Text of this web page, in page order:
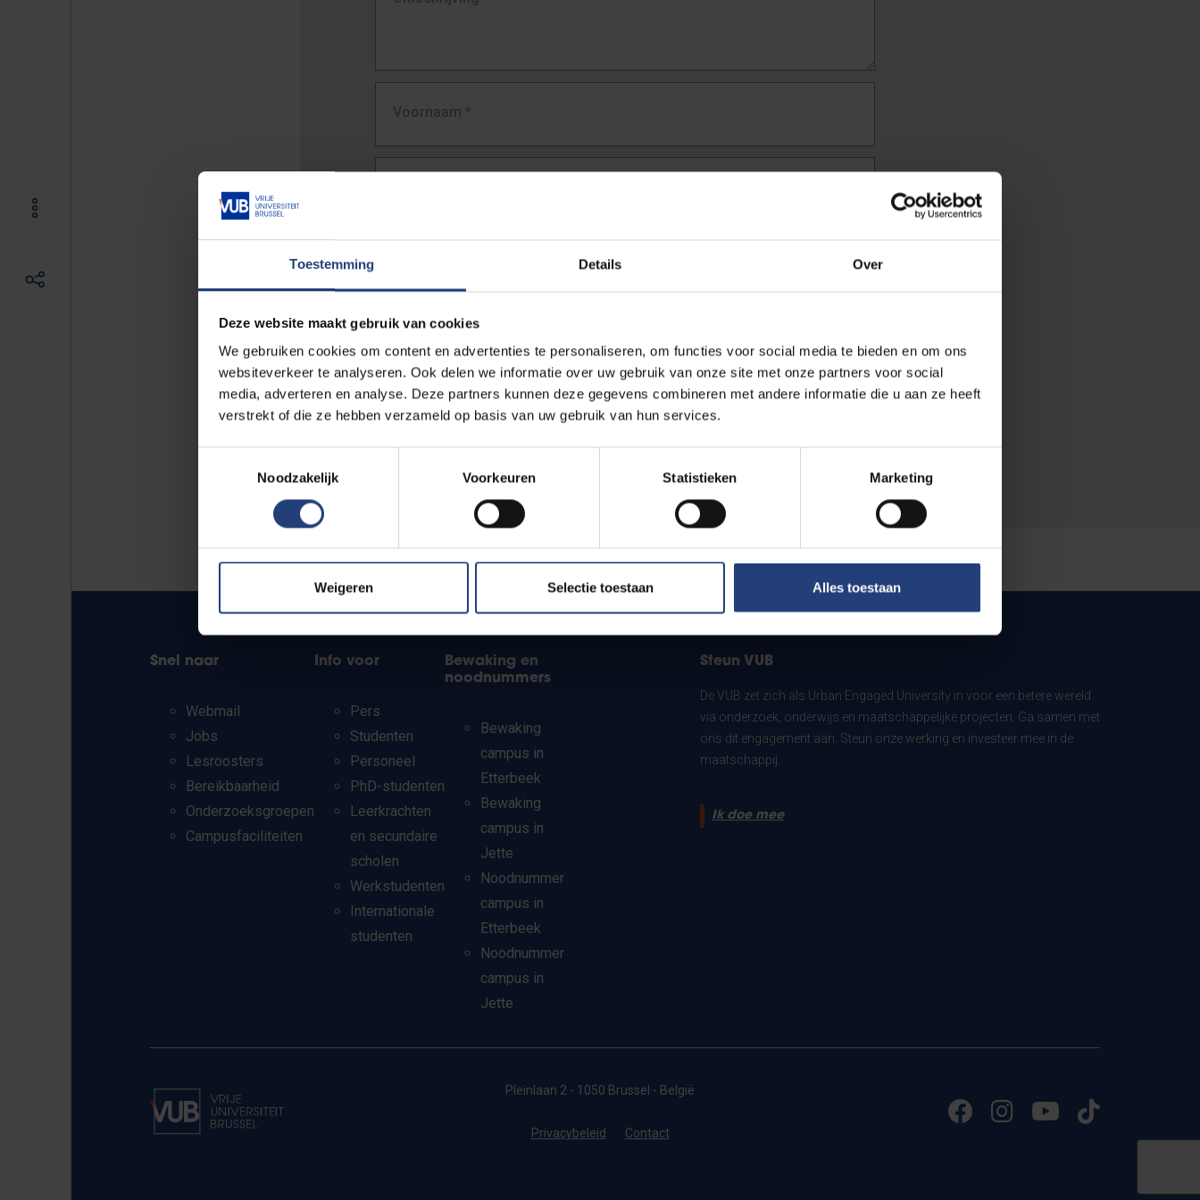
Toestemming Details Over
Deze website maakt gebruik van cookies
We gebruiken cookies om content en advertenties te personaliseren, om functies voor social media te bieden en om ons
websiteverkeer te analyseren. Ook delen we informatie over uw gebruik van onze site met onze partners voor social
media, adverteren en analyse. Deze partners kunnen deze gegevens combineren met andere informatie die u aan ze heeft
verstrekt of die ze hebben verzameld op basis van uw gebruik van hun services.
Noodzakelijk
Voorkeuren Statistieken Marketing
Weigeren Selectie toestaan Alles toestaan
Voornaam *
URL*
De volledige URL van de pagina waar je de fout zag.
Bv. https://www.vub.be/nl/studeren-aan-de-vub/alle-opleidingen
Snel naar
Webmail
Jobs
Lesroosters
Bereikbaarheid
Onderzoeksgroepen
Campusfaciliteiten
Info voor
Pers
Studenten
Personeel
PhD-studenten
Leerkrachten
en secundaire
scholen
Werkstudenten
Internationale
studenten
Bewaking en
noodnummers
Bewaking
campus in
Etterbeek
Bewaking
campus in
Jette
Noodnummer
campus in
Etterbeek
Noodnummer
campus in
Jette
Steun VUB
De VUB zet zich als Urban Engaged University in voor een betere wereld
via onderzoek, onderwijs en maatschappelijke projecten. Ga samen met
ons dit engagement aan. Steun onze werking en investeer mee in de
maatschappij.
Ik doe mee
Pleinlaan 2 - 1050 Brussel - België
Privacybeleid Contact